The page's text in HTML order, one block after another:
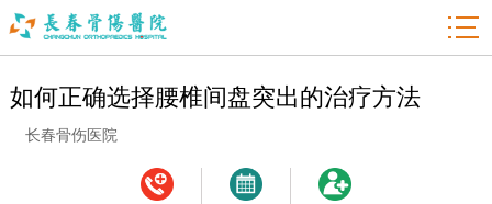

如何正确选择腰椎间盘突出的治疗方法
长春骨伤医院